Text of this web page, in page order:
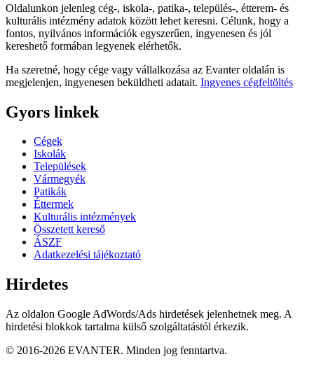
Oldalunkon jelenleg cég-, iskola-, patika-, település-, étterem- és
kulturális intézmény adatok között lehet keresni. Célunk, hogy a
fontos, nyilvános információk egyszerűen, ingyenesen és jól
kereshető formában legyenek elérhetők.
Ha szeretné, hogy cége vagy vállalkozása az Evanter oldalán is
megjelenjen, ingyenesen beküldheti adatait. Ingyenes cégfeltöltés
Gyors linkek
Cégek
Iskolák
Települések
Vármegyék
Patikák
Éttermek
Kulturális intézmények
Összetett kereső
ÁSZF
Adatkezelési tájékoztató
Hirdetes
Az oldalon Google AdWords/Ads hirdetések jelenhetnek meg. A
hirdetési blokkok tartalma külső szolgáltatástól érkezik.
© 2016-2026 EVANTER. Minden jog fenntartva.